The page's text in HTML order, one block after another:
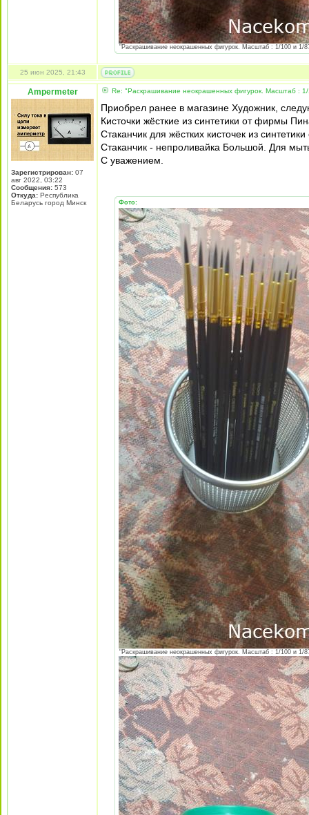
"Раскрашивание неокрашенных фигурок. Масштаб : 1/100 и 1/
25 июн 2025, 21:43
Ampermeter
Зарегистрирован: 07
авг 2022, 03:22
Сообщения: 573
Откуда: Республика
Беларусь город Минск
Re: "Раскрашивание неокрашенных фигурок. Масштаб :
Приобрел ранее в магазине Художник,
Кисточки жёсткие из синтетики от фирмы
Стаканчик для жёстких кисточек из
Стаканчик - непроливайка Большой. Для
С уважением.
Фото:
"Раскрашивание неокрашенных фигурок. Масштаб : 1/100 и 1/